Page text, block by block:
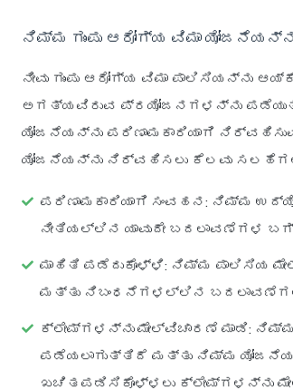
ನಿಮ್ಮ ಗುಂಪು ಆರೋಗ್ಯ ವಿಮಾ
ನೀವು ಗುಂಪು ಆರೋಗ್ಯ ವಿಮಾ
ಅಗತ್ಯವಿರುವ ಪ್ರಯೋಜನಗಳನ್ನು
ಯೋಜನೆಯನ್ನು ಪರಿಣಾಮಕಾರಿಯಾಗಿ
ಯೋಜನೆಯನ್ನು ನಿರ್ವಹಿಸಲು ಕೆಲವು
ಪರಿಣಾಮಕಾರಿಯಾಗಿ ಸಂವಹನ: ನಿಮ್ಮ
ನೀತಿಯಲ್ಲಿನ ಯಾವುದೇ ಬದಲಾವಣೆಗಳ
ಮಾಹಿತಿ ಪಡೆದುಕೊಳ್ಳಿ: ನಿಮ್ಮ ಪಾಲಿಸಿಯ
ಮತ್ತು ನಿಬಂಧನೆಗಳಲ್ಲಿನ ಬದಲಾವಣೆಗಳ
ಕ್ಲೇಮ್‌ಗಳನ್ನು ಮೇಲ್ವಿಚಾರಣೆ ಮಾಡಿ:
ಪಡೆಯಲಾಗುತ್ತಿದೆ ಮತ್ತು ನಿಮ್ಮ
ಖಚಿತಪಡಿಸಿಕೊಳ್ಳಲು ಕ್ಲೇಮ್‌ಗಳನ್ನು